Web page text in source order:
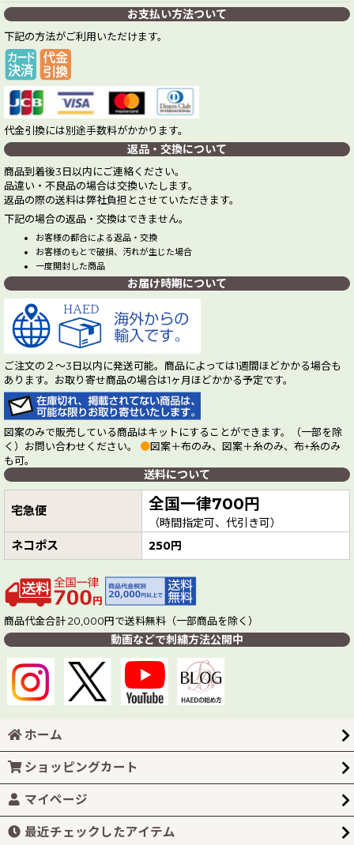
お支払い方法ついて
下記の方法がご利用いただけます。
代金引換には別途手数料がかかります。
返品・交換について
商品到着後3日以内にご連絡ください。
品違い・不良品の場合は交換いたします。
返品の際の送料は弊社負担とさせていただきます。
下記の場合の返品・交換はできません。
お客様の都合による返品・交換
お客様のもとで破損、汚れが生じた場合
一度開封した商品
お届け時期について
ご注文の２～3日以内に発送可能。商品によっては1週間ほどかかる場合も
あります。お取り寄せ商品の場合は1ヶ月ほどかかる予定です。
図案のみで販売している商品はキットにすることができます。（一部を除
く）お問い合わせください。 ●図案＋布のみ、図案＋糸のみ、布+糸のみ
も可。
送料について
宅急便 全国一律700円
（時間指定可、代引き可）
ネコポス 250円
商品代金合計 20,000円で送料無料（一部商品を除く）
動画などで刺繍方法公開中
ホーム
ショッピングカート
マイページ
最近チェックしたアイテム